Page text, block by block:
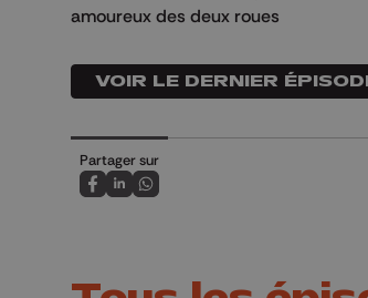
amoureux des deux roues
VOIR LE DERNIER
Partager sur
Partagez sur FaceBook
Partagez sur LinkedIn
Partagez sur Whatsapp